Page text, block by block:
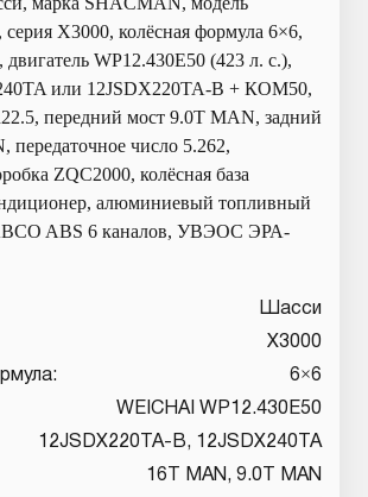
X3000, колёсная формула 6×6,
двигатель WP12.430E50 (423 л. с.),
или 12JSDX220TA-B + КОМ50,
передний мост 9.0T MAN, задний
передаточное число 5.262,
ZQC2000, колёсная база
алюминиевый топливный
ABS 6 каналов, УВЭОС ЭРА-
Шасси
X3000
6×6
WEICHAI WP12.430E50
12JSDX220TA-B, 12JSDX240TA
16T MAN, 9.0T MAN